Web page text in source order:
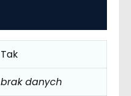
Tak
brak danych